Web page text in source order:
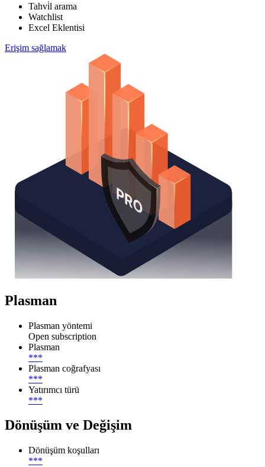
Tahvi̇l arama
Watchlist
Excel Eklentisi
Erişim sağlamak
Plasman
Plasman yöntemi
Open subscription
Plasman
***
Plasman coğrafyası
***
Yatırımcı türü
***
Dönüşüm ve Değişim
Dönüşüm koşulları
***